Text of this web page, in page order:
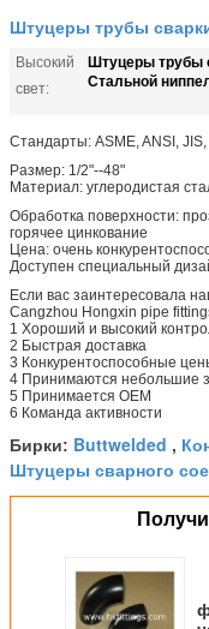
Штуцеры трубы
Высокий
свет:
Штуцеры трубы
Стальной
Стандарты: ASME, ANSI, JIS,
Размер: 1/2"--48"
Материал: углеродистая
Обработка поверхности:
горячее цинкование
Цена: очень
Доступен специальный
Если вас заинтересовала
Cangzhou Hongxin pipe
1 Хороший и высокий
2 Быстрая доставка
3 Конкурентоспособные
4 Принимаются небольшие
5 Принимается OEM
6 Команда активности
Бирки: Buttwelded ,
Штуцеры сварного